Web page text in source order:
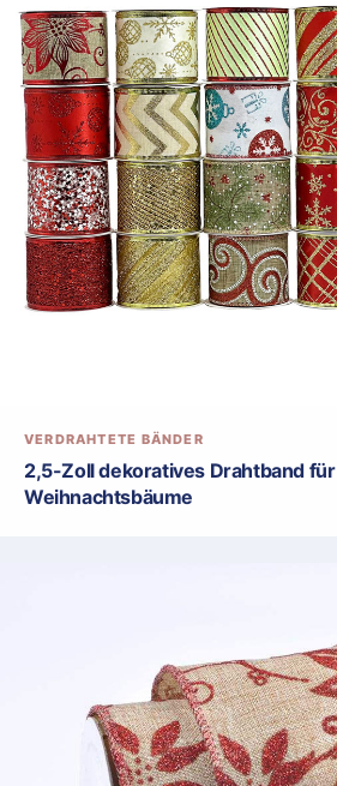
VERDRAHTETE BÄNDER
2,5-Zoll dekoratives Drahtband für
Weihnachtsbäume